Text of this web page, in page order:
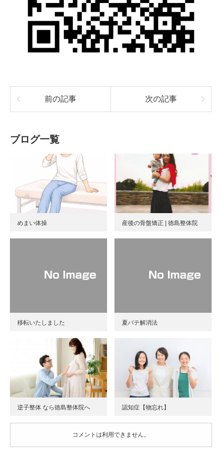
前の記事 次の記事
ブログ一覧
めまい体操 産後の骨盤矯正 | 徳島整体院
移転いたしました 夏バテ解消法
逆子整体 なら徳島整体院へ 認知症【物忘れ】
コメントは利用できません。